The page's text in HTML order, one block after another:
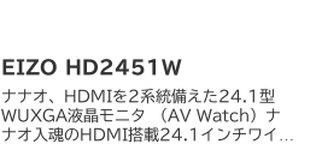
EIZO HD2451W
ナナオ、HDMIを2系統備えた24.1型
WUXGA液晶モニタ （AV Watch）ナ
ナオ入魂のHDMI搭載24.1インチワイド